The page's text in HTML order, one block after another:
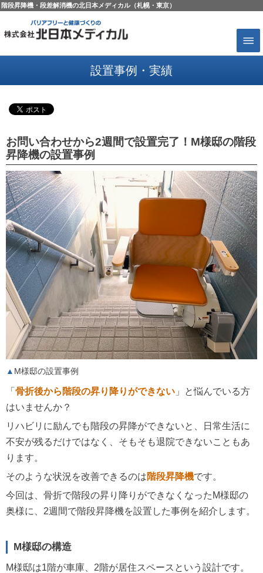
階段昇降機・段差解消機の北日本メディカル（札幌・東京）
設置事例・実績
お問い合わせから2週間で設置完了！M様邸の階段
昇降機の設置事例
M様邸の設置事例
「 骨折後から階段の昇り降りができない 」と悩んでいる方
はいませんか？
リハビリに励んでも階段の昇降ができないと、日常生活に
不安が残るだけではなく、そもそも退院できないこともあ
ります。
そのような状況を改善できるのは階段昇降機です。
今回は、骨折で階段の昇り降りができなくなったM様邸の
奥様に、2週間で階段昇降機を設置した事例を紹介します。
M様邸の構造
M様邸は1階が車庫、2階が居住スペースという設計です。